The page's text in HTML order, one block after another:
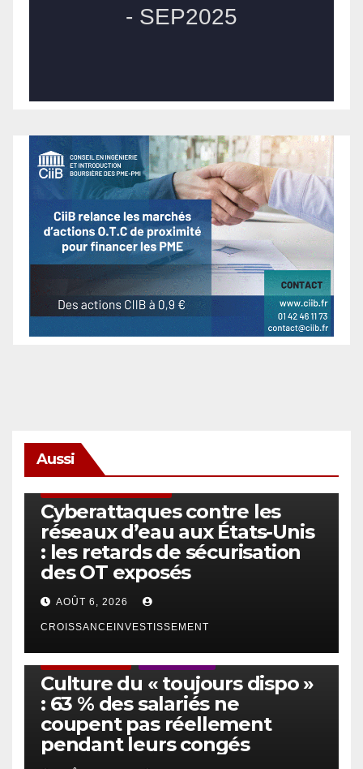
Aussi
Cyberattaques contre les
réseaux d’eau aux États-Unis
: les retards de sécurisation
des OT exposés
AOÛT 6, 2026
CROISSANCEINVESTISSEMENT
Culture du « toujours dispo »
: 63 % des salariés ne
coupent pas réellement
pendant leurs congés